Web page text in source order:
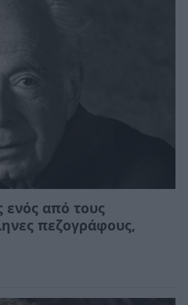
ενός από τους
πεζογράφους,